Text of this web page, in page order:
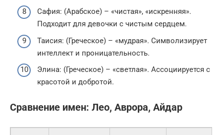
Сафия: (Арабское) – «чистая», «искренняя».
Подходит для девочки с чистым сердцем.
Таисия: (Греческое) – «мудрая». Символизирует
интеллект и проницательность.
Элина: (Греческое) – «светлая». Ассоциируется с
красотой и добротой.
Сравнение имен: Лео, Аврора, Айдар